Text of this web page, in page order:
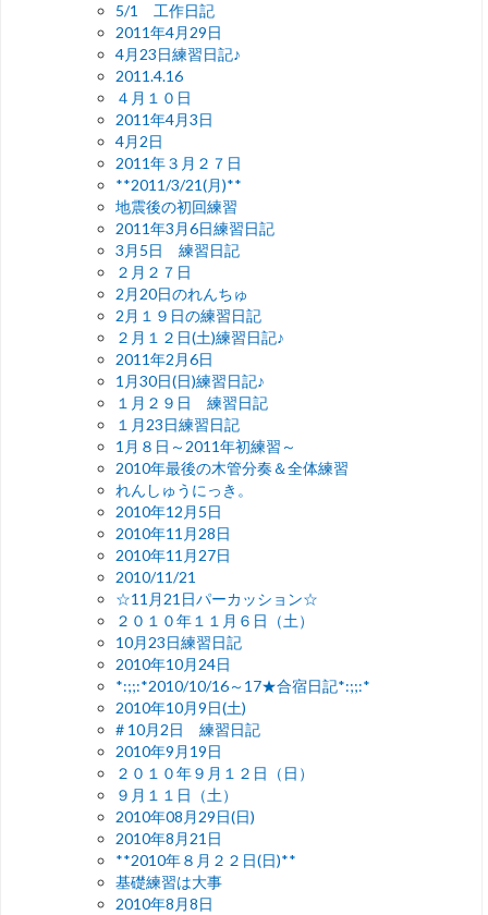
5/1 工作日記
2011年4月29日
4月23日練習日記♪
2011.4.16
４月１０日
2011年4月3日
4月2日
2011年３月２７日
**2011/3/21(月)**
地震後の初回練習
2011年3月6日練習日記
3月5日 練習日記
２月２７日
2月20日のれんちゅ
2月１９日の練習日記
２月１２日(土)練習日記♪
2011年2月6日
1月30日(日)練習日記♪
１月２９日 練習日記
１月23日練習日記
1月８日～2011年初練習～
2010年最後の木管分奏＆全体練習
れんしゅうにっき。
2010年12月5日
2010年11月28日
2010年11月27日
2010/11/21
☆11月21日パーカッション☆
２０１０年１１月６日（土）
10月23日練習日記
2010年10月24日
*:;;:*2010/10/16～17★合宿日記*:;;:*
2010年10月9日(土)
# 10月2日 練習日記
2010年9月19日
２０１０年９月１２日（日）
９月１１日（土）
2010年08月29日(日)
2010年8月21日
**2010年８月２２日(日)**
基礎練習は大事
2010年8月8日